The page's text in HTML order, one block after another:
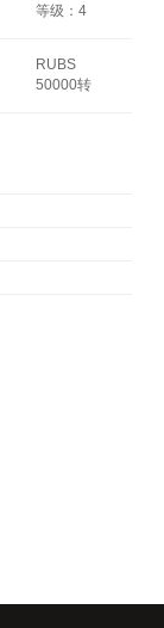
等级：4
RUBS
50000转